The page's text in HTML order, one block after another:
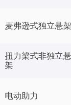
麦弗逊式独立悬
扭力梁式非独立
架
电动助力